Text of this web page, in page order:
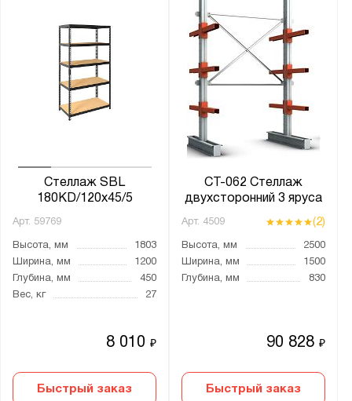
Стеллаж SBL
180KD/120x45/5
Арт. 59769
Высота, мм
1803
Ширина, мм
1200
Глубина, мм
450
Вес, кг
27
8 010₽
Быстрый заказ
СТ-062 Стеллаж
двухсторонний 3 яруса
Арт. 4509 (2)
Высота, мм
2500
Ширина, мм
1500
Глубина, мм
830
90 828₽
Быстрый заказ
1240
1250
1500
1510
1530
1540
1800
1820
2100